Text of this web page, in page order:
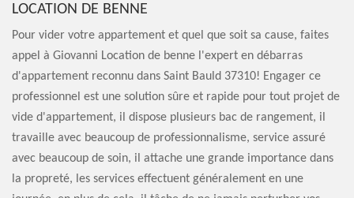
LOCATION DE BENNE
Pour vider votre appartement et quel que soit sa cause, faites
appel à Giovanni Location de benne l'expert en débarras
d'appartement reconnu dans Saint Bauld 37310! Engager ce
professionnel est une solution sûre et rapide pour tout projet de
vide d'appartement, il dispose plusieurs bac de rangement, il
travaille avec beaucoup de professionnalisme, service assuré
avec beaucoup de soin, il attache une grande importance dans
la propreté, les services effectuent généralement en une